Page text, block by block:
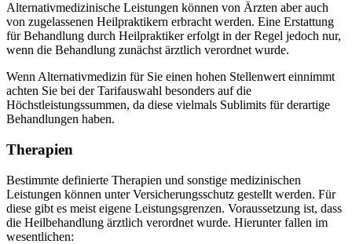
Alternativmedizinische Leistungen können von Ärzten aber auch
von zugelassenen Heilpraktikern erbracht werden. Eine Erstattung
für Behandlung durch Heilpraktiker erfolgt in der Regel jedoch nur,
wenn die Behandlung zunächst ärztlich verordnet wurde.
Wenn Alternativmedizin für Sie einen hohen Stellenwert einnimmt
achten Sie bei der Tarifauswahl besonders auf die
Höchstleistungssummen, da diese vielmals Sublimits für derartige
Behandlungen haben.
Therapien
Bestimmte definierte Therapien und sonstige medizinischen
Leistungen können unter Versicherungsschutz gestellt werden. Für
diese gibt es meist eigene Leistungsgrenzen. Voraussetzung ist, dass
die Heilbehandlung ärztlich verordnet wurde. Hierunter fallen im
wesentlichen: